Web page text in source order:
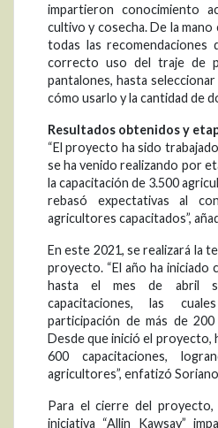
impartieron conocimiento
cultivo y cosecha. De la mano
todas las recomendaciones
correcto uso del traje de
pantalones, hasta
cómo usarlo y la cantidad de
Resultados obtenidos y
“El proyecto ha sido
se ha venido realizando por
la capacitación de 3.500
rebasó expectativas al
agricultores capacitados”,
En este 2021, se realizará la
proyecto. “El año ha iniciado
hasta el mes de abril
capacitaciones, las
participación de más de
Desde que inició el proyecto,
600 capacitaciones,
agricultores”, enfatizó
Para el cierre del proyecto,
iniciativa “Allin Kawsay”